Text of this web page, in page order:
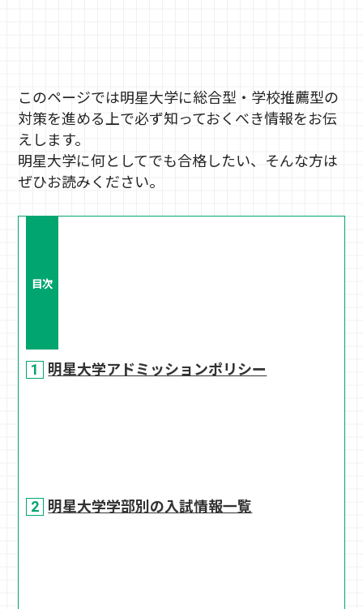
このページでは明星大学に総合型・学校推薦型の
対策を進める上で必ず知っておくべき情報をお伝
えします。
明星大学に何としてでも合格したい、そんな方は
ぜひお読みください。
目次
明星大学アドミッションポリシー
明星大学学部別の入試情報一覧